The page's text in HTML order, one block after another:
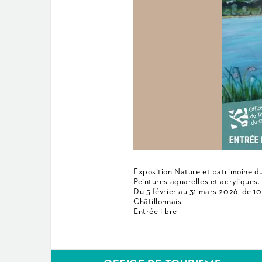
Exposition Nature et patrimoine
Peintures aquarelles et acryliques.
Du 5 février au 31 mars 2026, de
Châtillonnais.
Entrée libre